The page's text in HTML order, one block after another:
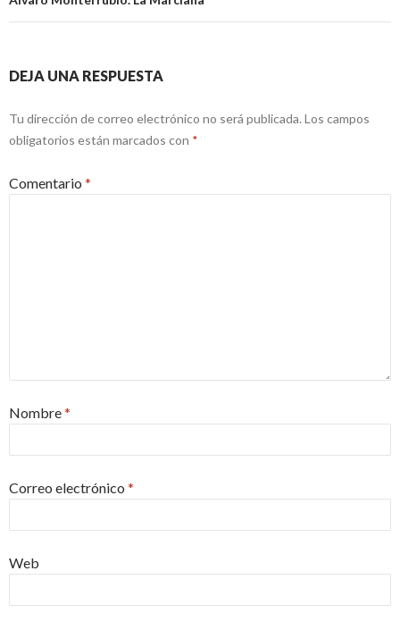
DEJA UNA RESPUESTA
Tu dirección de correo electrónico no será publicada. Los campos
obligatorios están marcados con *
Comentario *
Nombre*
Correo electrónico *
Web